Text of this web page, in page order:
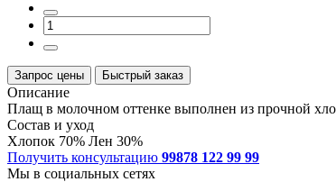
Запрос цены Быстрый заказ
Описание
Плащ в молочном оттенке выполнен из прочной
Состав и уход
Хлопок 70% Лен 30%
Получить консультацию 99878 122 99 99
Мы в социальных сетях